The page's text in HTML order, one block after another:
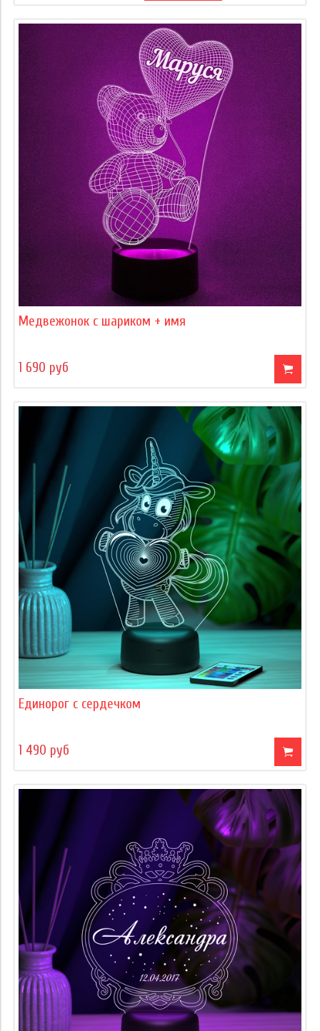
Медвежонок с шариком + имя
1 690 руб
Единорог с сердечком
1 490 руб